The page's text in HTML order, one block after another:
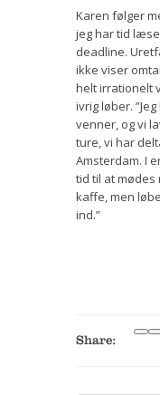
Karen følger
jeg har tid
deadline.
ikke viser
helt irrationelt
ivrig løber.
venner, og vi
ture, vi har
Amsterdam. I
tid til at
kaffe, men
ind.”
Share: